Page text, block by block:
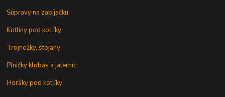
Súpravy na zabíjačku
Kotliny pod kotlíky
Trojnožky, stojany
Plničky klobás a jaterníc
Horáky pod kotlíky